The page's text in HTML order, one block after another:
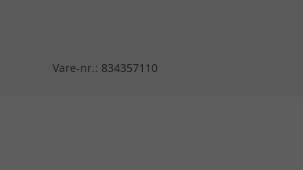
Vare-nr.: 834357110